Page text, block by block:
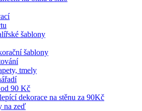
šablony
šablony
tmely
od 90 Kč
dekorace na stěnu za 90Kč
na zeď